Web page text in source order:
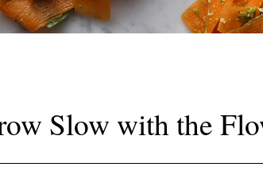
Slow with the